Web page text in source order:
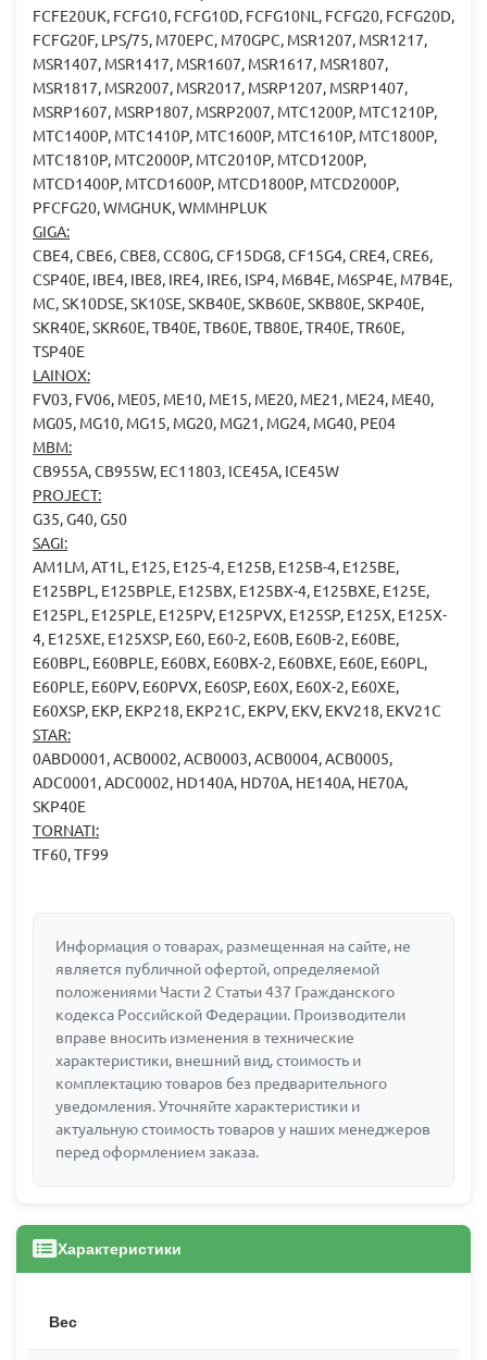
FCFE20UK, FCFG10, FCFG10D, FCFG10NL, FCFG20, FCFG20D,
FCFG20F, LPS/75, M70EPC, M70GPC, MSR1207, MSR1217,
MSR1407, MSR1417, MSR1607, MSR1617, MSR1807,
MSR1817, MSR2007, MSR2017, MSRP1207, MSRP1407,
MSRP1607, MSRP1807, MSRP2007, MTC1200P, MTC1210P,
MTC1400P, MTC1410P, MTC1600P, MTC1610P, MTC1800P,
MTC1810P, MTC2000P, MTC2010P, MTCD1200P,
MTCD1400P, MTCD1600P, MTCD1800P, MTCD2000P,
PFCFG20, WMGHUK, WMMHPLUK
GIGA:
CBE4, CBE6, CBE8, CC80G, CF15DG8, CF15G4, CRE4, CRE6,
CSP40E, IBE4, IBE8, IRE4, IRE6, ISP4, M6B4E, M6SP4E, M7B4E,
MC, SK10DSE, SK10SE, SKB40E, SKB60E, SKB80E, SKP40E,
SKR40E, SKR60E, TB40E, TB60E, TB80E, TR40E, TR60E,
TSP40E
LAINOX:
FV03, FV06, ME05, ME10, ME15, ME20, ME21, ME24, ME40,
MG05, MG10, MG15, MG20, MG21, MG24, MG40, PE04
MBM:
CB955A, CB955W, EC11803, ICE45A, ICE45W
PROJECT:
G35, G40, G50
SAGI:
AM1LM, AT1L, E125, E125-4, E125B, E125B-4, E125BE,
E125BPL, E125BPLE, E125BX, E125BX-4, E125BXE, E125E,
E125PL, E125PLE, E125PV, E125PVX, E125SP, E125X, E125X-
4, E125XE, E125XSP, E60, E60-2, E60B, E60B-2, E60BE,
E60BPL, E60BPLE, E60BX, E60BX-2, E60BXE, E60E, E60PL,
E60PLE, E60PV, E60PVX, E60SP, E60X, E60X-2, E60XE,
E60XSP, EKP, EKP218, EKP21C, EKPV, EKV, EKV218, EKV21C
STAR:
0ABD0001, ACB0002, ACB0003, ACB0004, ACB0005,
ADC0001, ADC0002, HD140A, HD70A, HE140A, HE70A,
SKP40E
TORNATI:
TF60, TF99
Информация о товарах, размещенная на сайте, не
является публичной офертой, определяемой
положениями Части 2 Статьи 437 Гражданского
кодекса Российской Федерации. Производители
вправе вносить изменения в технические
характеристики, внешний вид, стоимость и
комплектацию товаров без предварительного
уведомления. Уточняйте характеристики и
актуальную стоимость товаров у наших менеджеров
перед оформлением заказа.
Характеристики
Вес